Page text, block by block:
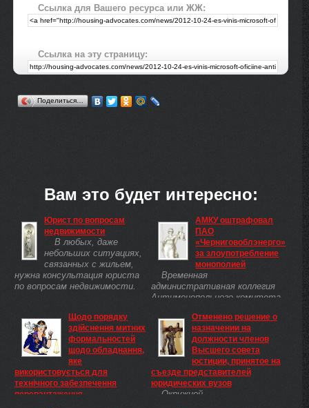
Ссылка для Вашего ресурса или ЖЖ:
Ссылка на эту страницу:
Поделиться…
Вам это будет интересно:
Юрист по вопросам
недвижимости
В любых, даже
небольших ситуациях,
связанных с жильем,
нужна консультация юриста
по вопросам недвижимости.
Щодо порядку
здійснення митних
формальностей
щодо обладнання,
яке
використовується для
технічного забезпечення
перевантаження
АМКУ оштрафовал
ПАО
«Черниговоблэнерго»
за злоупотребление
монополией
Временная
административная коллегия
Антимонопольного комитета
ответственности ПАО
«Черниговоблэнерго»,
оштрафовав на 90 тыс. грн за
злоупотребление монопольным
положением.
Отменено решение о
назначении на
должности членов
Высшего совета
юстиции, принятое на
съезде представителей
юридических вузов
Окружной